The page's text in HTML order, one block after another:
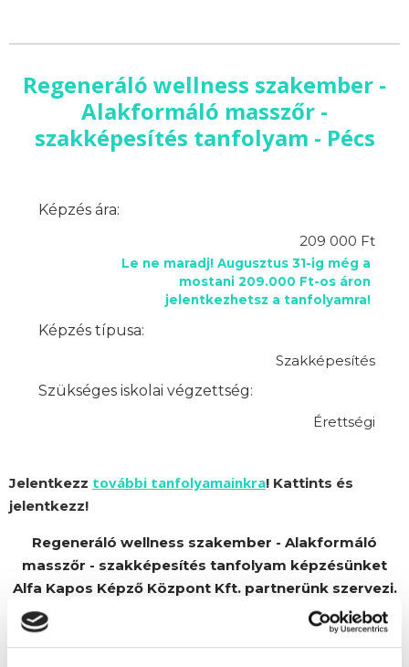
Regeneráló wellness szakember -
Alakformáló masszőr -
szakképesítés tanfolyam - Pécs
Képzés ára:
209 000 Ft
Le ne maradj! Augusztus 31-ig még a
mostani 209.000 Ft-os áron
jelentkezhetsz a tanfolyamra!
Képzés típusa:
Szakképesítés
Szükséges iskolai végzettség:
Érettségi
Jelentkezz további tanfolyamainkra! Kattints és
jelentkezz!
Regeneráló wellness szakember - Alakformáló
masszőr - szakképesítés tanfolyam képzésünket
Alfa Kapos Képző Központ Kft. partnerünk szervezi.